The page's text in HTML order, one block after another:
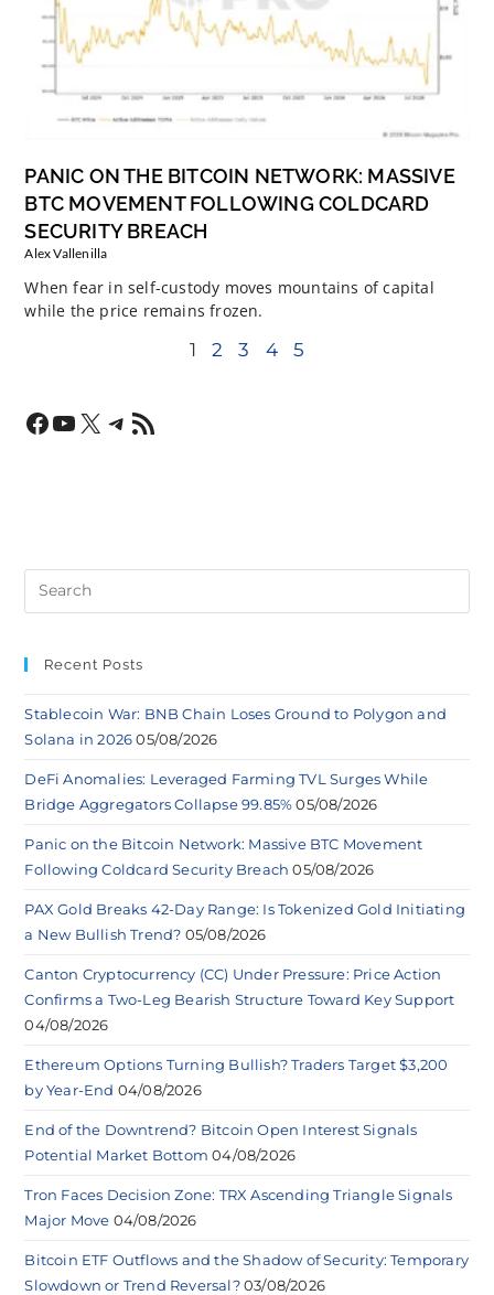
PANIC ON THE BITCOIN NETWORK: MASSIVE
BTC MOVEMENT FOLLOWING COLDCARD
SECURITY BREACH
Alex Vallenilla
When fear in self-custody moves mountains of capital
while the price remains frozen.
1 2 3 4 5
Recent Posts
Stablecoin War: BNB Chain Loses Ground to Polygon and
Solana in 2026 05/08/2026
DeFi Anomalies: Leveraged Farming TVL Surges While
Bridge Aggregators Collapse 99.85% 05/08/2026
Panic on the Bitcoin Network: Massive BTC Movement
Following Coldcard Security Breach 05/08/2026
PAX Gold Breaks 42-Day Range: Is Tokenized Gold Initiating
a New Bullish Trend? 05/08/2026
Canton Cryptocurrency (CC) Under Pressure: Price Action
Confirms a Two-Leg Bearish Structure Toward Key Support
04/08/2026
Ethereum Options Turning Bullish? Traders Target $3,200
by Year-End 04/08/2026
End of the Downtrend? Bitcoin Open Interest Signals
Potential Market Bottom 04/08/2026
Tron Faces Decision Zone: TRX Ascending Triangle Signals
Major Move 04/08/2026
Bitcoin ETF Outflows and the Shadow of Security: Temporary
Slowdown or Trend Reversal? 03/08/2026